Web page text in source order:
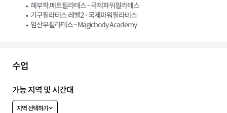
해부학,매트필라테스 - 국제파워필라테스
기구필라테스 레벨2 - 국제파워필라테스
임산부필라테스 - Magicbody Academy
수업
가능 지역 및 시간대
지역 선택하기